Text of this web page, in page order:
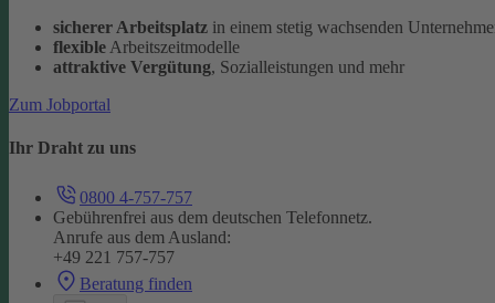
sicherer Arbeitsplatz in einem stetig wachsenden
flexible Arbeitszeitmodelle
attraktive Vergütung, Sozialleistungen und mehr
Zum Jobportal
Ihr Draht zu uns
0800 4-757-757
Gebührenfrei aus dem deutschen Telefonnetz.
Anrufe aus dem Ausland:
+49 221 757-757
Beratung finden